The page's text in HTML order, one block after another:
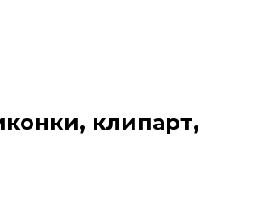
клипарт,